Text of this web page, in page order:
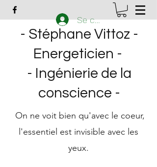
- Stéphane Vittoz -
Energeticien -
- Ingénierie de la
conscience -
On ne voit bien qu'avec le coeur,
l'essentiel est invisible avec les
yeux.
Se connecter